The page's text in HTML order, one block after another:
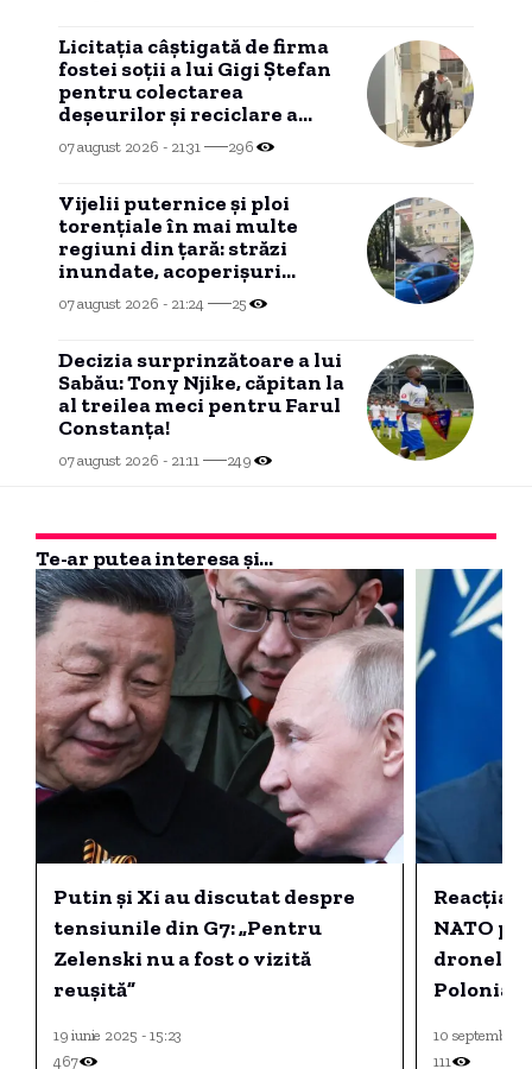
Licitația câștigată de firma
fostei soții a lui Gigi Ștefan
pentru colectarea
deșeurilor și reciclare a
ajuns în instanță
07 august 2026 - 21:31 296
Vijelii puternice și ploi
torențiale în mai multe
regiuni din țară: străzi
inundate, acoperișuri
smulse și zeci de mașini
avariate
07 august 2026 - 21:24 25
Decizia surprinzătoare a lui
Sabău: Tony Njike, căpitan la
al treilea meci pentru Farul
Constanța!
07 august 2026 - 21:11 249
Te-ar putea interesa și...
Putin și Xi au discutat despre
tensiunile din G7: „Pentru
Zelenski nu a fost o vizită
reușită”
19 iunie 2025 - 15:23
467
Reacția
NATO
dronelor
Polonia
10 septembrie
111